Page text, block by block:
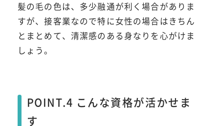
髪の毛の色は、多少融通が利く場合がありま
すが、接客業なので特に女性の場合はきちん
とまとめて、清潔感のある身なりを心がけま
しょう。
POINT.4 こんな資格が活かせま
す